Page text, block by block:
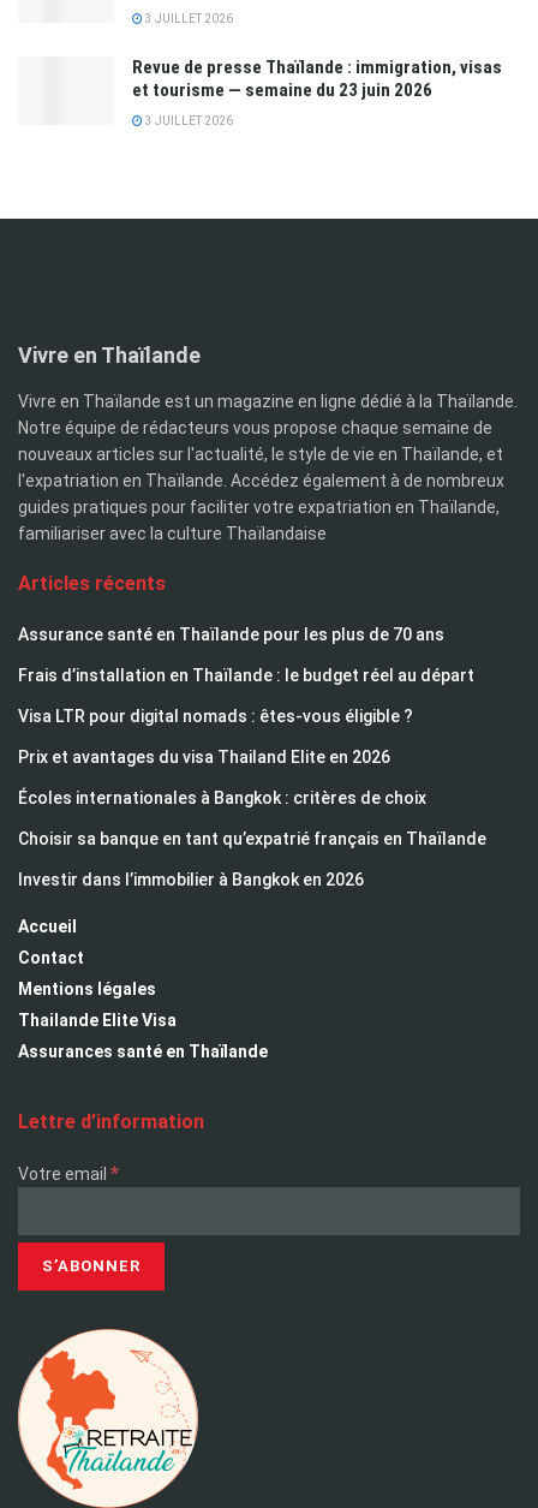
3 JUILLET 2026
Revue de presse Thaïlande : immigration, visas
et tourisme — semaine du 23 juin 2026
3 JUILLET 2026
Vivre en Thaïlande
Vivre en Thaïlande est un magazine en ligne dédié à la Thaïlande.
Notre équipe de rédacteurs vous propose chaque semaine de
nouveaux articles sur l'actualité, le style de vie en Thaïlande, et
l'expatriation en Thaïlande. Accédez également à de nombreux
guides pratiques pour faciliter votre expatriation en Thaïlande,
familiariser avec la culture Thaïlandaise
Articles récents
Assurance santé en Thaïlande pour les plus de 70 ans
Frais d’installation en Thaïlande : le budget réel au départ
Visa LTR pour digital nomads : êtes-vous éligible ?
Prix et avantages du visa Thailand Elite en 2026
Écoles internationales à Bangkok : critères de choix
Choisir sa banque en tant qu’expatrié français en Thaïlande
Investir dans l’immobilier à Bangkok en 2026
Accueil
Contact
Mentions légales
Thailande Elite Visa
Assurances santé en Thaïlande
Lettre d’information
Votre email *